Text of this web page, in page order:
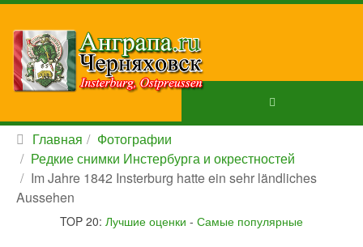
Главная
Фотографии
Редкие снимки Инстербурга и окрестностей
Im Jahre 1842 Insterburg hatte ein sehr ländliches
Aussehen
TOP 20: Лучшие оценки - Самые популярные